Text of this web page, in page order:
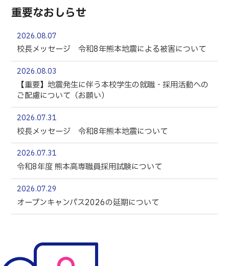
重要なおしらせ
2026.08.07
校長メッセージ 令和8年熊本地震による被害について
2026.08.03
【重要】地震発生に伴う本校学生の就職・採用活動への
ご配慮について（お願い）
2026.07.31
校長メッセージ 令和8年熊本地震について
2026.07.31
令和8年度 熊本高専職員採用試験について
2026.07.29
オープンキャンパス2026の延期について